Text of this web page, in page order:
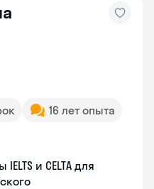
16 лет опыта
и CELTA для